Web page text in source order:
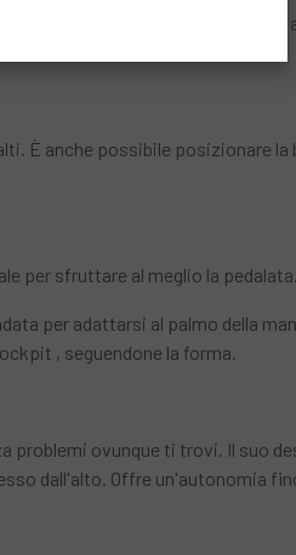
si ripone facilmente nel
È anche possibile posizionare la
per sfruttare al meglio la pedalata.
per adattarsi al palmo della
, seguendone la forma.
problemi ovunque ti trovi. Il suo
dall'alto. Offre un'autonomia